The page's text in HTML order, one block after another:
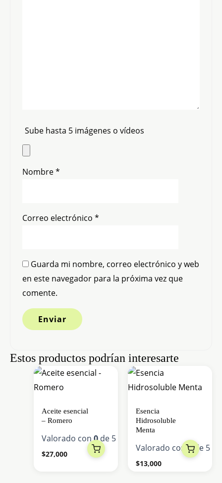
Sube hasta 5 imágenes o vídeos
Nombre*
Correo electrónico *
Guarda mi nombre, correo electrónico y web
en este navegador para la próxima vez que
comente.
Estos productos podrían interesarte
Aceite esencial
– Romero
Valorado con0de 5
$27,000
Esencia
Hidrosoluble
Menta
Valorado con0de 5
$13,000